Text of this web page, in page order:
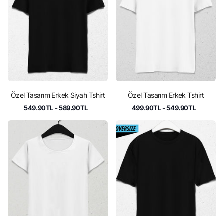
Özel Tasarım Erkek Siyah Tshirt
549.90TL - 589.90TL
Özel Tasarım Erkek Tshirt
499.90TL- 549.90TL